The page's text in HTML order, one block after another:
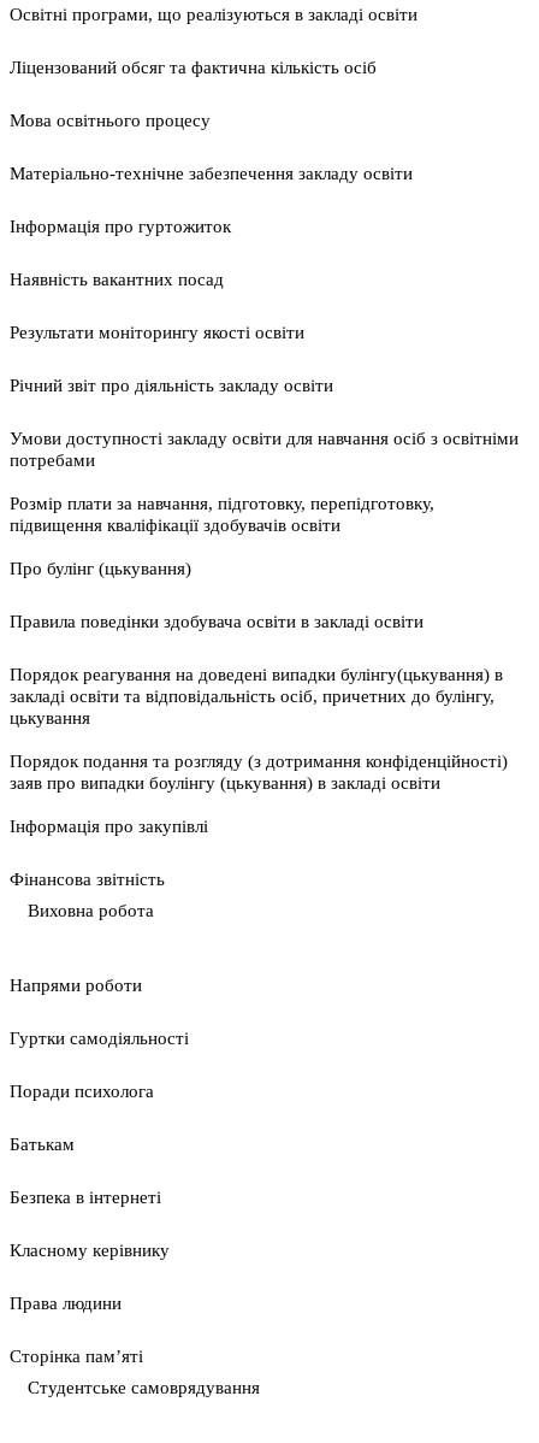
Освітні програми, що реалізуються в закладі освіти
Ліцензований обсяг та фактична кількість осіб
Мова освітнього процесу
Матеріально-технічне забезпечення закладу освіти
Інформація про гуртожиток
Наявність вакантних посад
Результати моніторингу якості освіти
Річний звіт про діяльність закладу освіти
Умови доступності закладу освіти для навчання осіб з освітніми
потребами
Розмір плати за навчання, підготовку, перепідготовку,
підвищення кваліфікації здобувачів освіти
Про булінг (цькування)
Правила поведінки здобувача освіти в закладі освіти
Порядок реагування на доведені випадки булінгу(цькування) в
закладі освіти та відповідальність осіб, причетних до булінгу,
цькування
Порядок подання та розгляду (з дотримання конфіденційності)
заяв про випадки боулінгу (цькування) в закладі освіти
Інформація про закупівлі
Фінансова звітність
Виховна робота
Напрями роботи
Гуртки самодіяльності
Поради психолога
Батькам
Безпека в інтернеті
Класному керівнику
Права людини
Сторінка пам’яті
Студентське самоврядування